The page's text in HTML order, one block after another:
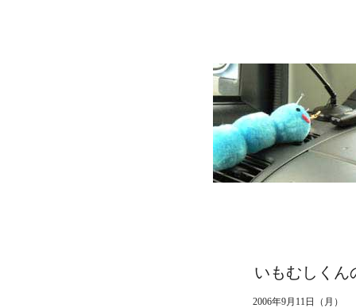
いもむしくん
2006年9月11日（月）